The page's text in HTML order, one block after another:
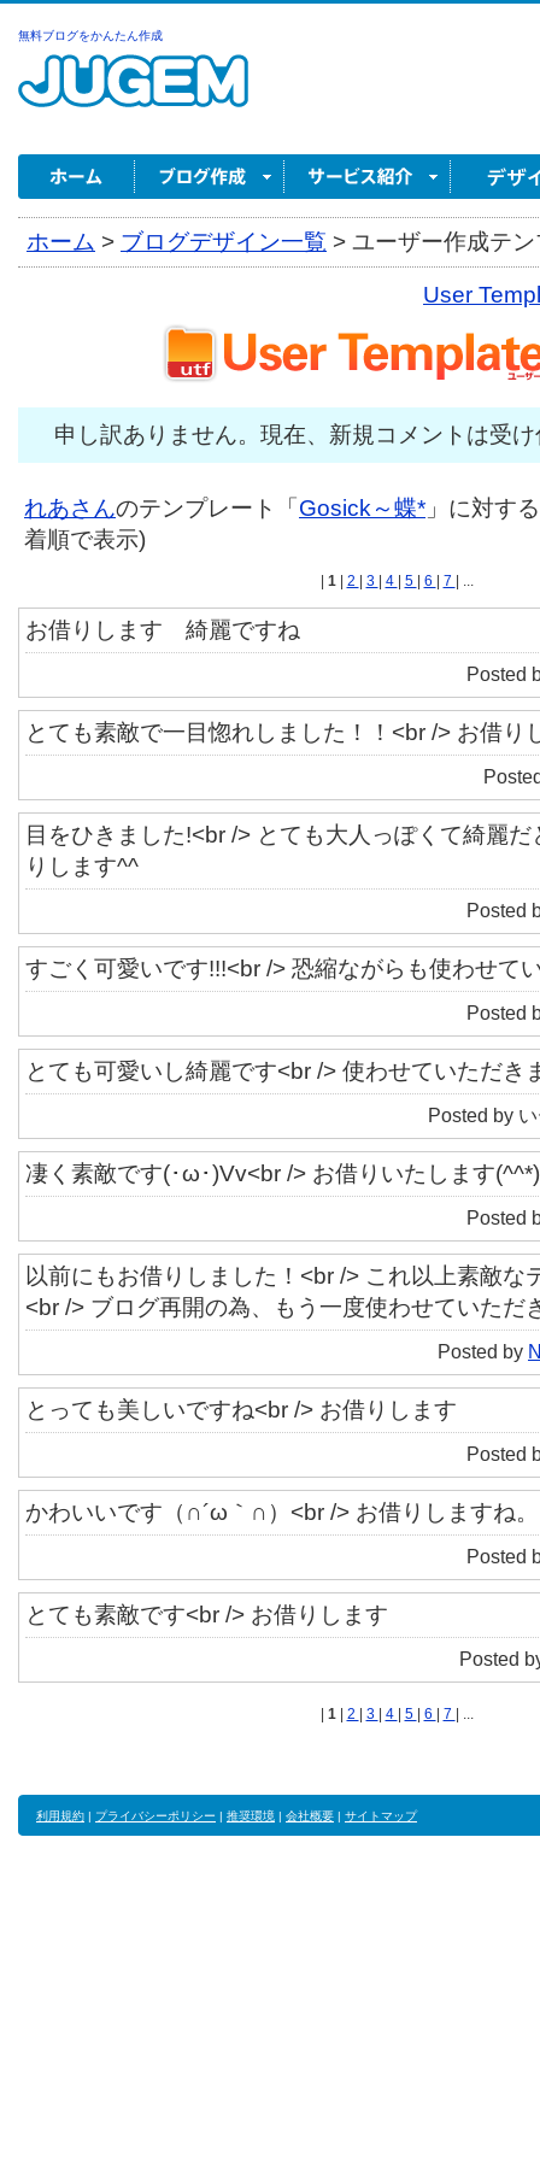
無料ブログをかんたん作成
ホーム > ブログデザイン一覧 > ユーザー作成テ
User
申し訳ありません。現在、新規コメントは受
れあさんのテンプレート「 Gosick～蝶* 」に対す
着順で表示)
1 2 3 4 5 6 7 | ...
お借りします 綺麗ですね
Posted
とても素敵で一目惚れしました！！<br /> お借り
目をひきました!<br /> とても大人っぽくて綺麗
りします^^
Posted
すごく可愛いです!!!<br /> 恐縮ながらも使わせて
Posted
とても可愛いし綺麗です<br /> 使わせていただき
Posted by
凄く素敵です(･ω･)Vv<br /> お借りいたします(^^*)
Posted
以前にもお借りしました！<br /> これ以上素敵な
<br /> ブログ再開の為、もう一度使わせていただ
Posted by
とっても美しいですね<br /> お借りします
Posted
かわいいです（∩´ω｀∩）<br /> お借りしますね。
Posted
とても素敵です<br /> お借りします
Posted
1 2 3 4 5 6 7 | ...
利用規約 | プライバシーポリシー | 推奨環境 | 会社概要 | サイトマップ